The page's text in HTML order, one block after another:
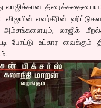
லாஜிக்கான
விஜயின் எவர்கீரின்
லாஜிக்
போட்டு உட்கார வைக்கும்